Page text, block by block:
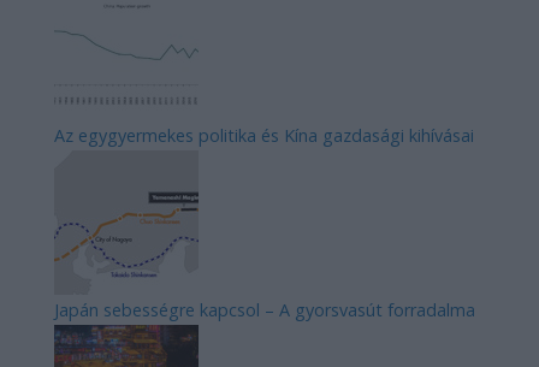
Az egygyermekes politika és Kína gazdasági kihívásai
Japán sebességre kapcsol – A gyorsvasút forradalma